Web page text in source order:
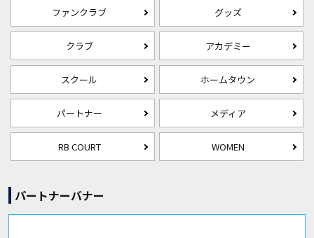
ファンクラブ グッズ
クラブ アカデミー
スクール ホームタウン
パートナー メディア
RB COURT WOMEN
パートナーバナー